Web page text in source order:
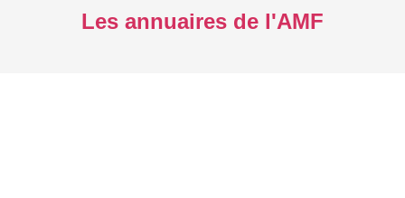
Les annuaires de l'AMF